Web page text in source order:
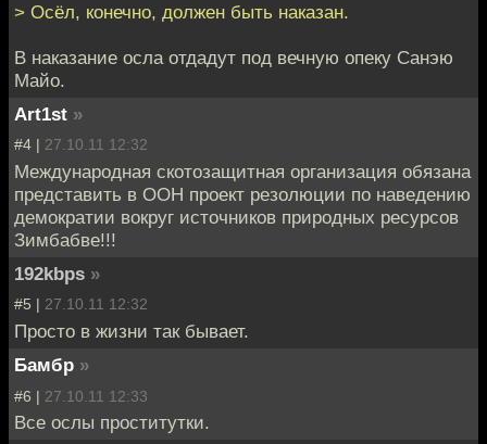
> Осёл, конечно, должен быть наказан.
В наказание осла отдадут под вечную опеку Санэю
Майо.
Art1st »
#4 | 27.10.11 12:32
Международная скотозащитная организация обязана
представить в ООН проект резолюции по наведению
демократии вокруг источников природных ресурсов
Зимбабве!!!
192kbps »
#5 | 27.10.11 12:32
Просто в жизни так бывает.
Бамбр »
#6 | 27.10.11 12:33
Все ослы проститутки.